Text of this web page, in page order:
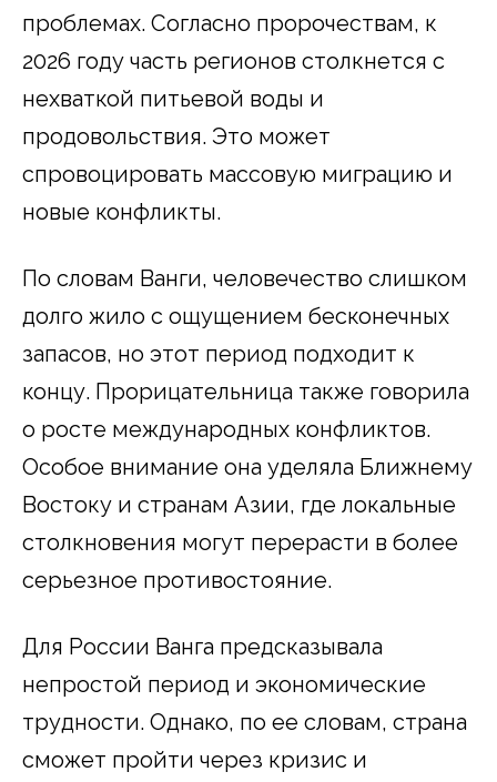
проблемах. Согласно пророчествам, к
2026 году часть регионов столкнется с
нехваткой питьевой воды и
продовольствия. Это может
спровоцировать массовую миграцию и
новые конфликты.
По словам Ванги, человечество слишком
долго жило с ощущением бесконечных
запасов, но этот период подходит к
концу. Прорицательница также говорила
о росте международных конфликтов.
Особое внимание она уделяла Ближнему
Востоку и странам Азии, где локальные
столкновения могут перерасти в более
серьезное противостояние.
Для России Ванга предсказывала
непростой период и экономические
трудности. Однако, по ее словам, страна
сможет пройти через кризис и